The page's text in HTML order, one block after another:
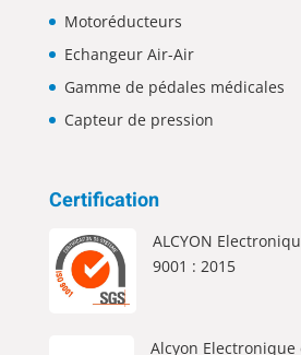
Motoréducteurs
Echangeur Air-Air
Gamme de pédales médicales
Capteur de pression
Certification
ALCYON
9001 : 2015
Alcyon